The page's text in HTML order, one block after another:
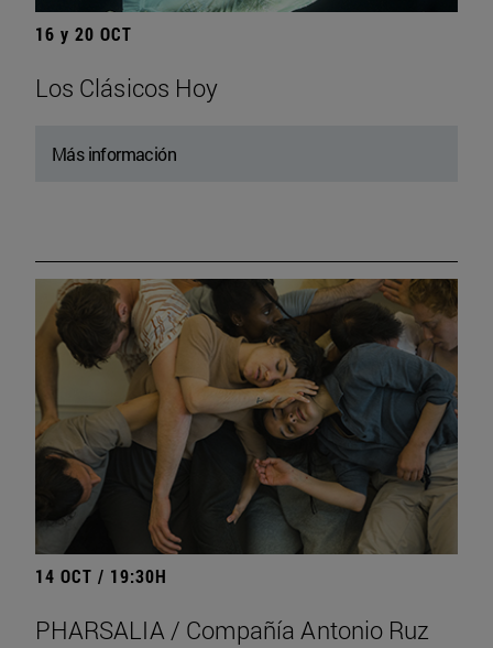
16 y 20 OCT
Los Clásicos Hoy
Más información
14 OCT / 19:30H
PHARSALIA / Compañía Antonio Ruz